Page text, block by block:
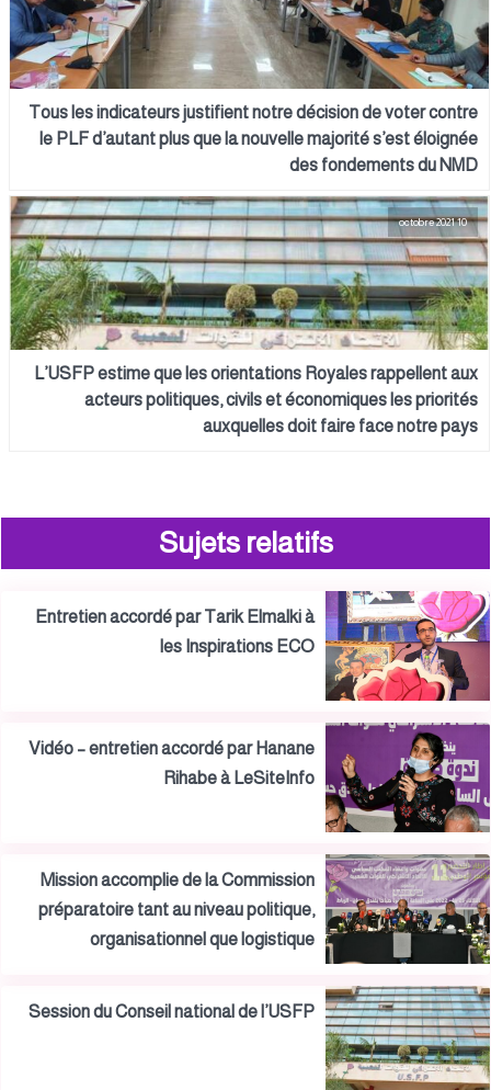
Tous les indicateurs justifient notre décision de voter contre
le PLF d’autant plus que la nouvelle majorité s’est éloignée
des fondements du NMD
10 octobre 2021
L’USFP estime que les orientations Royales rappellent aux
acteurs politiques, civils et économiques les priorités
auxquelles doit faire face notre pays
Sujets relatifs
Entretien accordé par Tarik Elmalki à
les Inspirations ECO
Vidéo – entretien accordé par Hanane
Rihabe à LeSiteInfo
Mission accomplie de la Commission
préparatoire tant au niveau politique,
organisationnel que logistique
Session du Conseil national de l’USFP